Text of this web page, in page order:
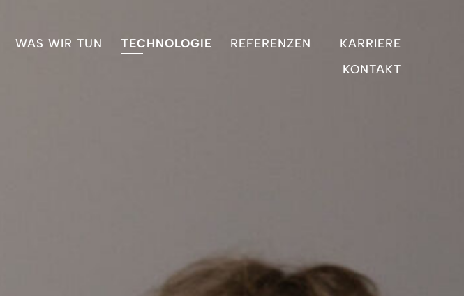
WAS WIR TUN TECHNOLOGIE REFERENZEN
KARRIERE
KONTAKT